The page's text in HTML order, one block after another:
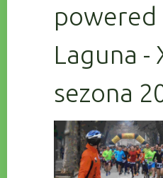
powered
Laguna -
sezona